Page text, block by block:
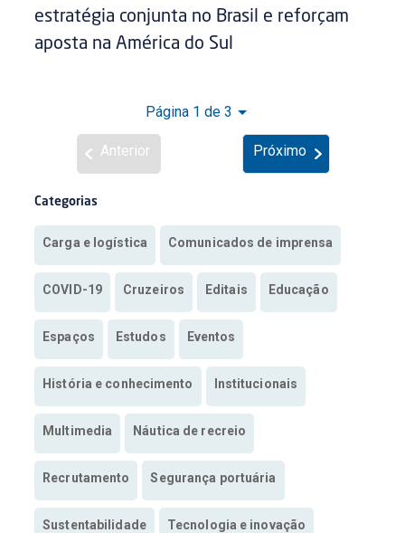
estratégia conjunta no Brasil e reforçam
aposta na América do Sul
Página 1 de 3
Anterior Próximo
Categorias
Carga e logística Comunicados de imprensa
COVID-19 Cruzeiros Editais Educação
Espaços Estudos Eventos
História e conhecimento Institucionais
Multimedia Náutica de recreio
Recrutamento Segurança portuária
Sustentabilidade Tecnologia e inovação